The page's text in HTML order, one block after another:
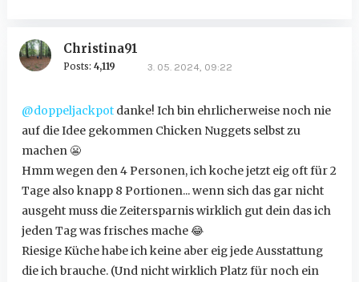
Christina91
Posts: 4,119 3. 05. 2024, 09:22
@doppeljackpotdanke! Ich bin ehrlicherweise noch nie
auf die Idee gekommen Chicken Nuggets selbst zu
machen😬
Hmm wegen den 4 Personen, ich koche jetzt eig oft für 2
Tage also knapp 8 Portionen... wenn sich das gar nicht
ausgeht muss die Zeitersparnis wirklich gut dein das ich
jeden Tag was frisches mache😂
Riesige Küche habe ich keine aber eig jede Ausstattung
die ich brauche. (Und nicht wirklich Platz für noch ein